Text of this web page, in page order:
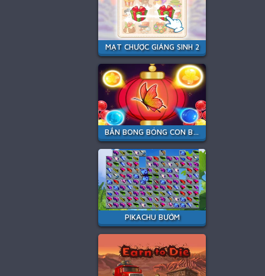
MẠT CHƯỢC GIÁNG SINH 2
BẮN BONG BÓNG CON BƯỚM
PIKACHU BƯỚM